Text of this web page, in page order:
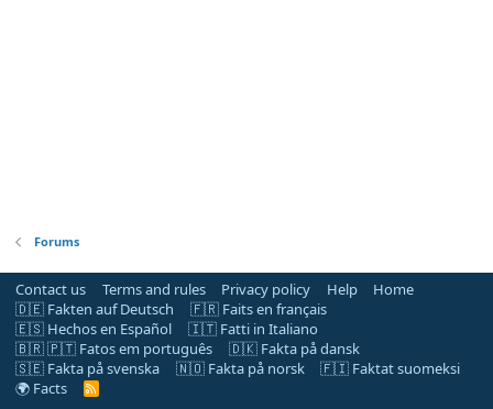
Forums
Contact us Terms and rules Privacy policy Help
Home
🇩🇪 Fakten auf Deutsch
🇫🇷 Faits en français
🇪🇸 Hechos en Español
🇮🇹 Fatti in Italiano
🇧🇷 🇵🇹 Fatos em português
🇩🇰 Fakta på dansk
🇸🇪 Fakta på svenska
🇳🇴 Fakta på norsk
🇫🇮 Faktat suomeksi
🌍 Facts
R